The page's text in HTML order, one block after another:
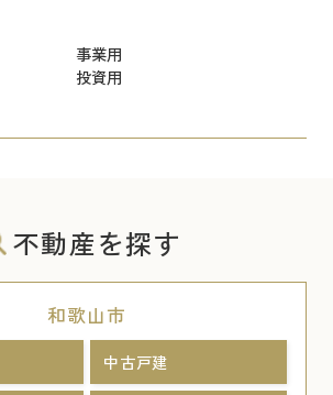
事業用
投資用
不動産を探す
和歌山市
中古戸建